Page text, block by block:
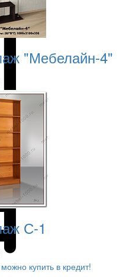
"Мебелайн-4"
С-1
купить в кредит!